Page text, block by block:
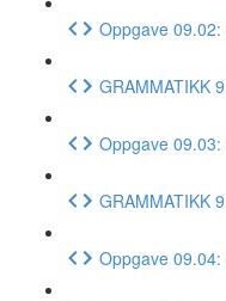
Oppgave
GRAMMATIKK
Oppgave
GRAMMATIKK
Oppgave